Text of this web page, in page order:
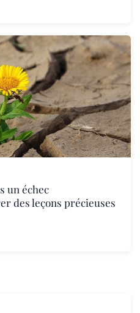
un échec
des leçons précieuses